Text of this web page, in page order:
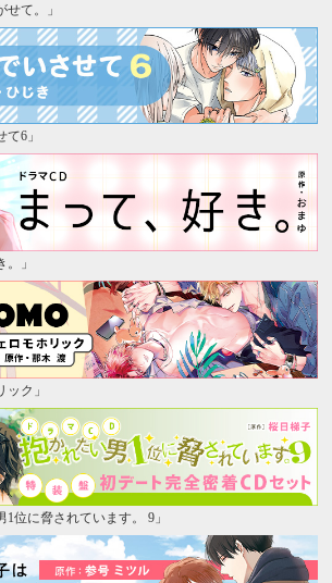
せて。」
6」
」
ック」
1位に脅されています。 9」